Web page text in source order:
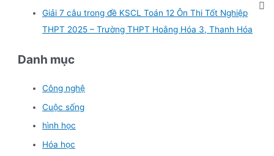
Giải 7 câu trong đề KSCL Toán 12 Ôn Thi Tốt Nghiệp
THPT 2025 – Trường THPT Hoằng Hóa 3, Thanh Hóa
Danh mục
Công nghệ
Cuộc sống
hình học
Hóa học